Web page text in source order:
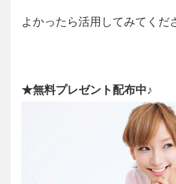
よかったら活用してみてくだ
★無料プレゼント配布中♪